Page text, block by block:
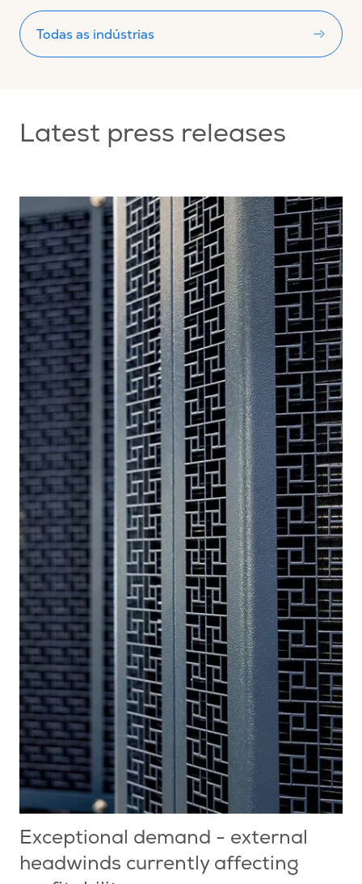
Todas as indústrias
Latest press releases
Exceptional demand - external
headwinds currently affecting